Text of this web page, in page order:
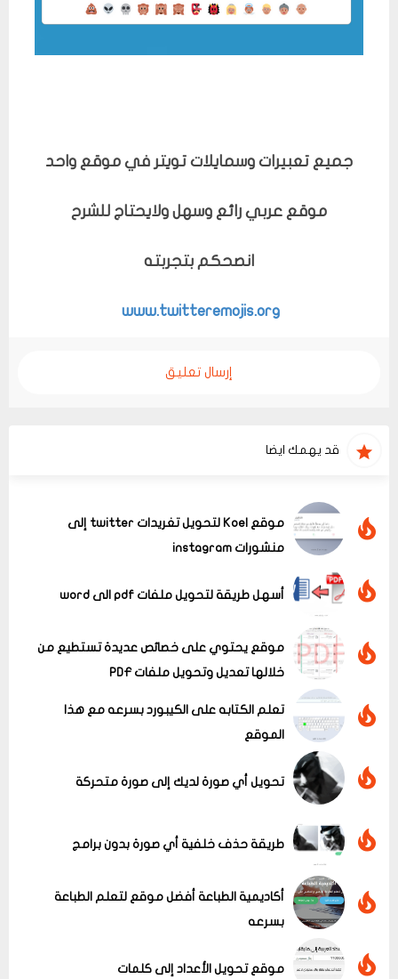
جميع تعبيرات وسمايلات تويتر في موقع واحد
موقع عربي رائع وسهل ولايحتاج للشرح
انصحكم بتجربته
www.twitteremojis.org
إرسال تعليق
قد يهمك ايضا
عرض الكل
موقع Koel لتحويل تغريدات twitter إلى
منشورات instagram
أسهل طريقة لتحويل ملفات pdf الى word
موقع يحتوي على خصائص عديدة تستطيع من
خلالها تعديل وتحويل ملفات PDF
تعلم الكتابه على الكيبورد بسرعه مع هذا
الموقع
تحويل أي صورة لديك إلى صورة متحركة
طريقة حذف خلفية أي صورة بدون برامج
أكاديمية الطباعة أفضل موقع لتعلم الطباعة
بسرعه
موقع تحويل الأعداد إلى كلمات